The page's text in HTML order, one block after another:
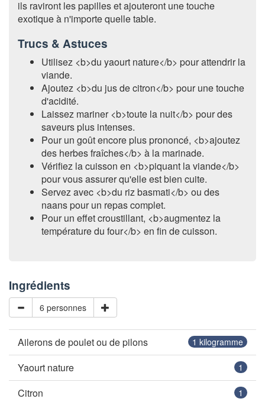
ils raviront les papilles et ajouteront une touche
exotique à n'importe quelle table.
Trucs & Astuces
Utilisez <b>du yaourt nature</b> pour attendrir la
viande.
Ajoutez <b>du jus de citron</b> pour une touche
d'acidité.
Laissez mariner <b>toute la nuit</b> pour des
saveurs plus intenses.
Pour un goût encore plus prononcé, <b>ajoutez
des herbes fraîches</b> à la marinade.
Vérifiez la cuisson en <b>piquant la viande</b>
pour vous assurer qu'elle est bien cuite.
Servez avec <b>du riz basmati</b> ou des
naans pour un repas complet.
Pour un effet croustillant, <b>augmentez la
température du four</b> en fin de cuisson.
Ingrédients
6 personnes
Ailerons de poulet ou de pilons 1 kilogramme
Yaourt nature 1
Citron 1